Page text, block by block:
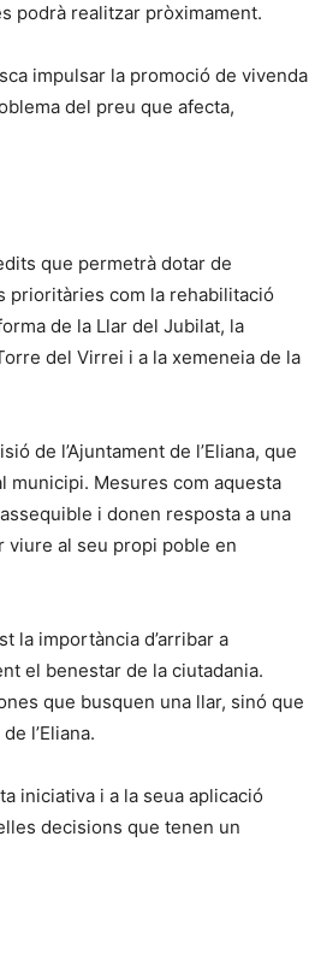
podrà realitzar pròximament.
impulsar la promoció de vivenda
del preu que afecta,
que permetrà dotar de
prioritàries com la rehabilitació
de la Llar del Jubilat, la
del Virrei i a la xemeneia de la
de l’Ajuntament de l’Eliana, que
municipi. Mesures com aquesta
i donen resposta a una
viure al seu propi poble en
la importància d’arribar a
el benestar de la ciutadania.
que busquen una llar, sinó que
l’Eliana.
iniciativa i a la seua aplicació
decisions que tenen un